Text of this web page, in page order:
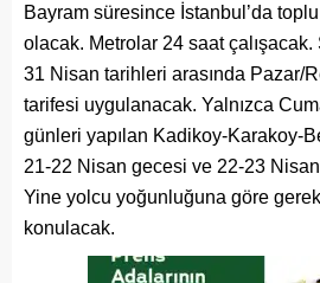
Bayram süresince İstanbul’da toplu
olacak. Metrolar 24 saat çalışacak.
31 Nisan tarihleri arasında Pazar/
tarifesi uygulanacak. Yalnızca
günleri yapılan Kadikoy-Karakoy-
21-22 Nisan gecesi ve 22-23
Yine yolcu yoğunluğuna göre
konulacak.